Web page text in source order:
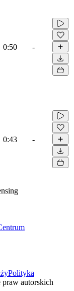
0:50 -
0:43 -
Polityka
praw autorskich